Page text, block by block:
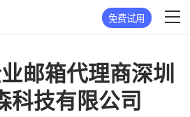
免费试用
邮箱代理商深圳
科技有限公司